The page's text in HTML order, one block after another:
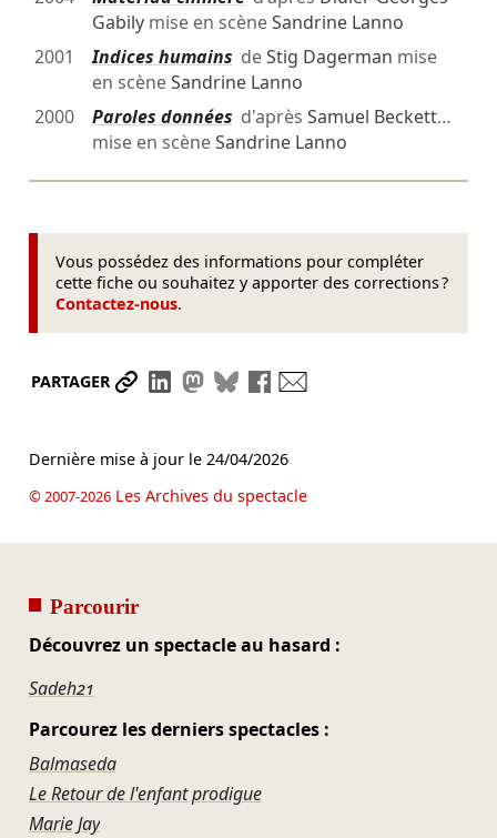
Gabilymise en scèneSandrine Lanno
2001
Indices humains deStig Dagerman mise
en scèneSandrine Lanno
2000
Paroles données d'après Samuel Beckett…
mise en scèneSandrine Lanno
Vous possédez des informations pour compléter
cette fiche ou souhaitez y apporter des corrections ?
Contactez-nous.
PARTAGER Partager le lien
Partager sur LinkedIn
Partager sur Mastodon
Partager sur Bluesky
Partager sur Facebook
Dernière mise à jour le 24/04/2026
© 2007-2026Les Archives du spectacle
Parcourir
Découvrez un spectacle au hasard :
Sadeh21
Parcourez les derniers spectacles :
Balmaseda
Le Retour de l'enfant prodigue
Marie Jay